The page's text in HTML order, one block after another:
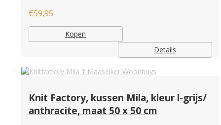
€59,95
Kopen
Details
Knit Factory, kussen Mila, kleur l-grijs/
anthracite, maat 50 x 50 cm